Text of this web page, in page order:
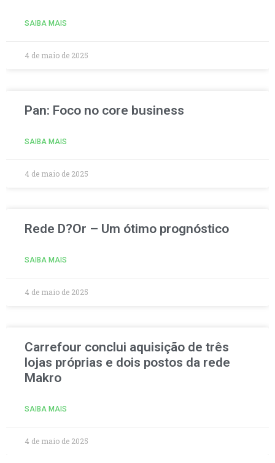
SAIBA MAIS
4 de maio de 2025
Pan: Foco no core business
SAIBA MAIS
4 de maio de 2025
Rede D?Or – Um ótimo prognóstico
SAIBA MAIS
4 de maio de 2025
Carrefour conclui aquisição de três
lojas próprias e dois postos da rede
Makro
SAIBA MAIS
4 de maio de 2025